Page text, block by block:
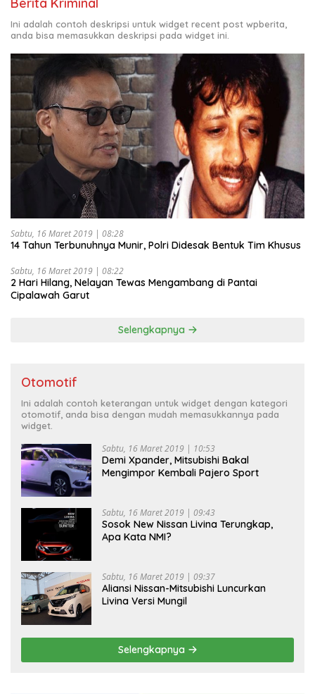
Ini adalah contoh deskripsi untuk widget recent post wpberita,
anda bisa memasukkan deskripsi pada widget ini.
Sabtu, 16 Maret 2019 | 08:28
14 Tahun Terbunuhnya Munir, Polri Didesak Bentuk Tim Khusus
Sabtu, 16 Maret 2019 | 08:22
2 Hari Hilang, Nelayan Tewas Mengambang di Pantai
Cipalawah Garut
Selengkapnya
Otomotif
Ini adalah contoh keterangan untuk widget dengan kategori
otomotif, anda bisa dengan mudah memasukkannya pada
widget.
Sabtu, 16 Maret 2019 | 10:53
Demi Xpander, Mitsubishi Bakal
Mengimpor Kembali Pajero Sport
Sabtu, 16 Maret 2019 | 09:43
Sosok New Nissan Livina Terungkap,
Apa Kata NMI?
Sabtu, 16 Maret 2019 | 09:37
Aliansi Nissan-Mitsubishi Luncurkan
Livina Versi Mungil
Selengkapnya